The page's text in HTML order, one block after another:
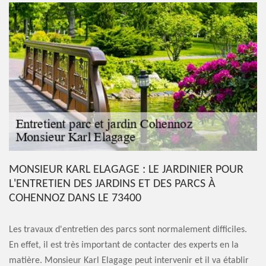
MONSIEUR KARL ELAGAGE : LE JARDINIER POUR
L'ENTRETIEN DES JARDINS ET DES PARCS À
COHENNOZ DANS LE 73400
Les travaux d'entretien des parcs sont normalement difficiles.
En effet, il est très important de contacter des experts en la
matière. Monsieur Karl Elagage peut intervenir et il va établir